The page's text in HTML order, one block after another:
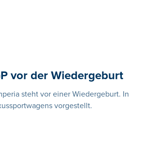
vor der Wiedergeburt
steht vor einer Wiedergeburt. In
vorgestellt.